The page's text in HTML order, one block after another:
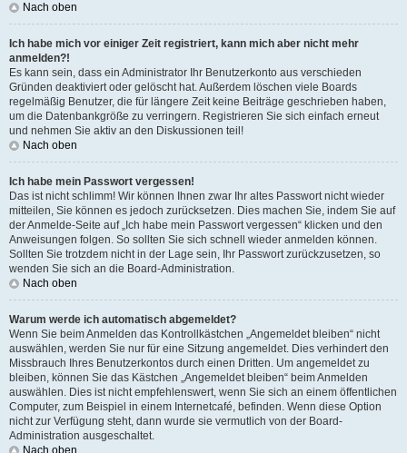
Nach oben
Ich habe mich vor einiger Zeit registriert, kann mich aber nicht mehr
anmelden?!
Es kann sein, dass ein Administrator Ihr Benutzerkonto aus verschieden
Gründen deaktiviert oder gelöscht hat. Außerdem löschen viele Boards
regelmäßig Benutzer, die für längere Zeit keine Beiträge geschrieben haben,
um die Datenbankgröße zu verringern. Registrieren Sie sich einfach erneut
und nehmen Sie aktiv an den Diskussionen teil!
Nach oben
Ich habe mein Passwort vergessen!
Das ist nicht schlimm! Wir können Ihnen zwar Ihr altes Passwort nicht wieder
mitteilen, Sie können es jedoch zurücksetzen. Dies machen Sie, indem Sie auf
der Anmelde-Seite auf „Ich habe mein Passwort vergessen“ klicken und den
Anweisungen folgen. So sollten Sie sich schnell wieder anmelden können.
Sollten Sie trotzdem nicht in der Lage sein, Ihr Passwort zurückzusetzen, so
wenden Sie sich an die Board-Administration.
Nach oben
Warum werde ich automatisch abgemeldet?
Wenn Sie beim Anmelden das Kontrollkästchen „Angemeldet bleiben“ nicht
auswählen, werden Sie nur für eine Sitzung angemeldet. Dies verhindert den
Missbrauch Ihres Benutzerkontos durch einen Dritten. Um angemeldet zu
bleiben, können Sie das Kästchen „Angemeldet bleiben“ beim Anmelden
auswählen. Dies ist nicht empfehlenswert, wenn Sie sich an einem öffentlichen
Computer, zum Beispiel in einem Internetcafé, befinden. Wenn diese Option
nicht zur Verfügung steht, dann wurde sie vermutlich von der Board-
Administration ausgeschaltet.
Nach oben